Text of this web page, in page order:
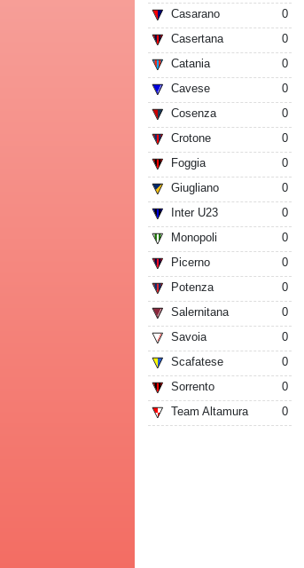
Casarano
0
Casertana
0
Catania
0
Cavese
0
Cosenza
0
Crotone
0
Foggia
0
Giugliano
0
Inter U23
0
Monopoli
0
Picerno
0
Potenza
0
Salernitana
0
Savoia
0
Scafatese
0
Sorrento
0
Team Altamura
0